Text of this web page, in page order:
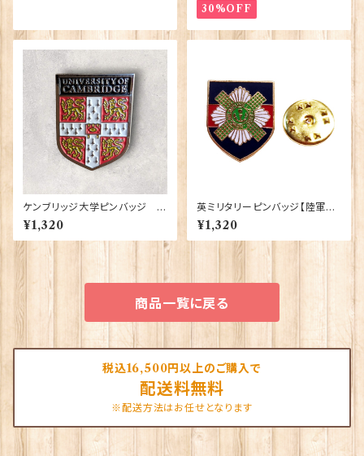
30%OFF
ケンブリッジ大学ピンバッジ El
gate Products 90416
¥1,320
英ミリタリーピンバッジ【陸軍=S
hield Scots Guards】Traditi
on 90043-M011
¥1,320
商品一覧に戻る
税込16,500円以上のご購入で
配送料無料
※配送方法はお任せとなります